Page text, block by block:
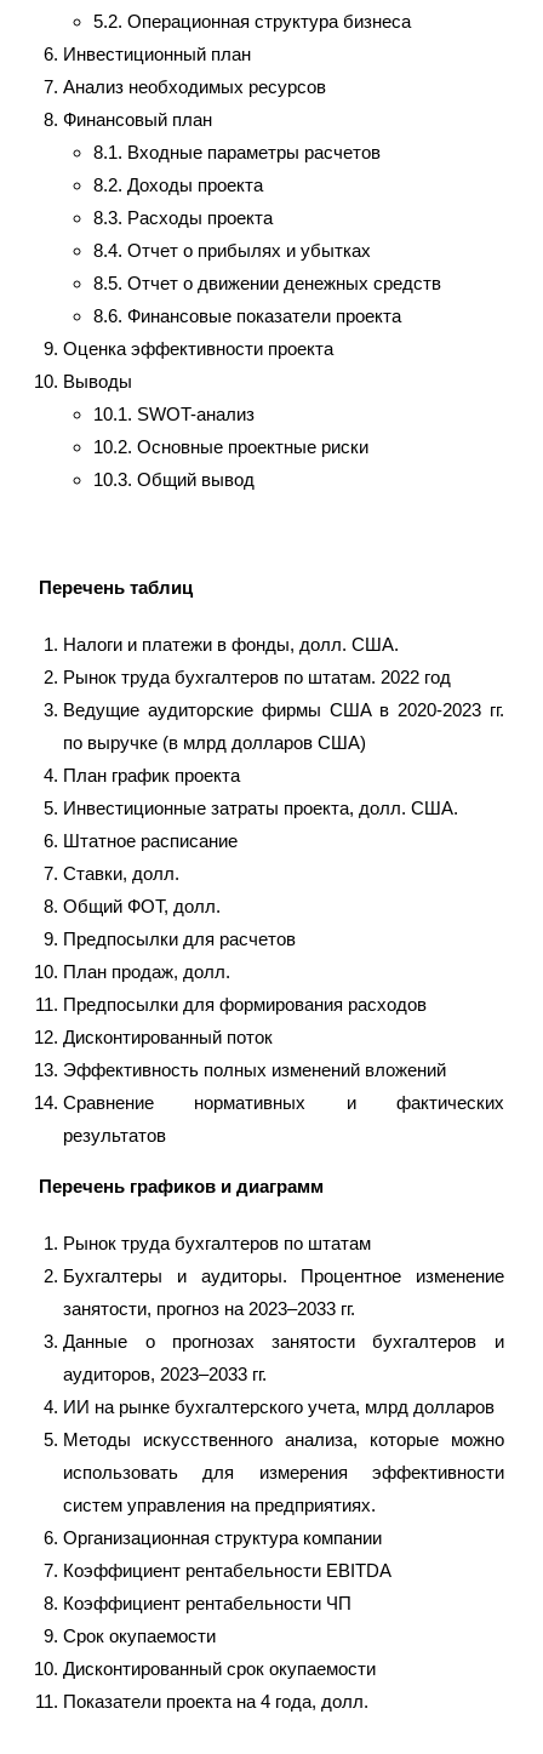
5.2. Операционная структура бизнеса
Инвестиционный план
Анализ необходимых ресурсов
Финансовый план
8.1. Входные параметры расчетов
8.2. Доходы проекта
8.3. Расходы проекта
8.4. Отчет о прибылях и убытках
8.5. Отчет о движении денежных средств
8.6. Финансовые показатели проекта
Оценка эффективности проекта
Выводы
10.1. SWOT-анализ
10.2. Основные проектные риски
10.3. Общий вывод
Перечень таблиц
Налоги и платежи в фонды, долл. США.
Рынок труда бухгалтеров по штатам. 2022 год
Ведущие аудиторские фирмы США в 2020-2023 гг.
по выручке (в млрд долларов США)
План график проекта
Инвестиционные затраты проекта, долл. США.
Штатное расписание
Ставки, долл.
Общий ФОТ, долл.
Предпосылки для расчетов
План продаж, долл.
Предпосылки для формирования расходов
Дисконтированный поток
Эффективность полных изменений вложений
Сравнение нормативных и фактических
результатов
Перечень графиков и диаграмм
Рынок труда бухгалтеров по штатам
Бухгалтеры и аудиторы. Процентное изменение
занятости, прогноз на 2023–2033 гг.
Данные о прогнозах занятости бухгалтеров и
аудиторов, 2023–2033 гг.
ИИ на рынке бухгалтерского учета, млрд долларов
Методы искусственного анализа, которые можно
использовать для измерения эффективности
систем управления на предприятиях.
Организационная структура компании
Коэффициент рентабельности EBITDA
Коэффициент рентабельности ЧП
Срок окупаемости
Дисконтированный срок окупаемости
Показатели проекта на 4 года, долл.